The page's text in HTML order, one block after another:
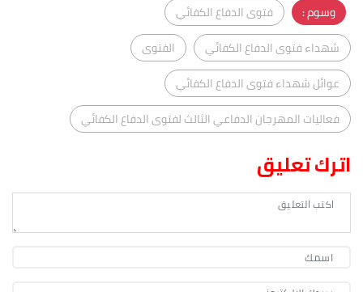
وسوم :
فتوى الدفاع الكفائي
شهداء فتوى الدفاع الكفائي
الفتوى
عوائل شهداء فتوى الدفاع الكفائي
فعاليات المهرجان الدفاعي الثالث لفتوى الدفاع الكفائي
اترك تعليق